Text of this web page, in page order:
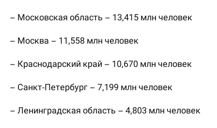
– Московская область – 13,415 млн человек
– Москва – 11,558 млн человек
– Краснодарский край – 10,670 млн человек
– Санкт-Петербург – 7,199 млн человек
– Ленинградская область – 4,803 млн человек